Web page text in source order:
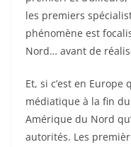
les premiers
phénomène est
Nord… avant de
Et, si c’est en
médiatique à la fin
Amérique du Nord
autorités. Les